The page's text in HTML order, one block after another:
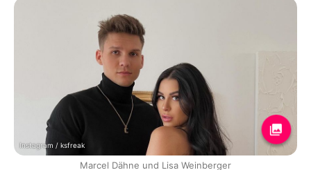
Instagram / ksfreak
Marcel Dähne und Lisa Weinberger